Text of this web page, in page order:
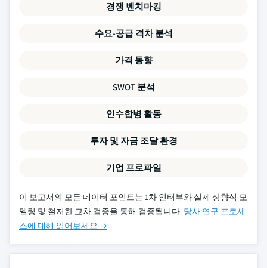
경쟁 벤치마킹
수요-공급 격차 분석
가격 동향
SWOT 분석
인수합병 활동
투자 및 자금 조달 환경
기업 프로파일
이 보고서의 모든 데이터 포인트는 1차 인터뷰와 실제 상향식 모
델링 및 철저한 교차 검증을 통해 검증됩니다. 당사 연구 프로세
스에 대해 읽어보세요 →